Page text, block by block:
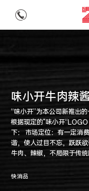
味小开牛肉辣
“味小开”为本公司新推出
根据现定的"味小开
下： 市场定位：有一定消
谐，使人过目不忘，跃跃
牛肉、辣椒，不局限于传统
快消品